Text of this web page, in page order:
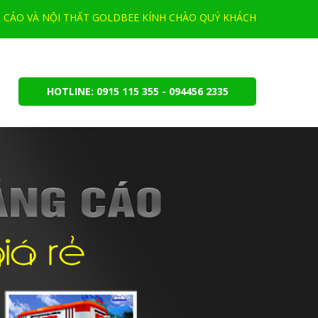
VÀ NỘI THẤT GOLDBEE KÍNH CHÀO QUÝ KHÁCH
HOTLINE: 0915 115 355 - 094456 2335